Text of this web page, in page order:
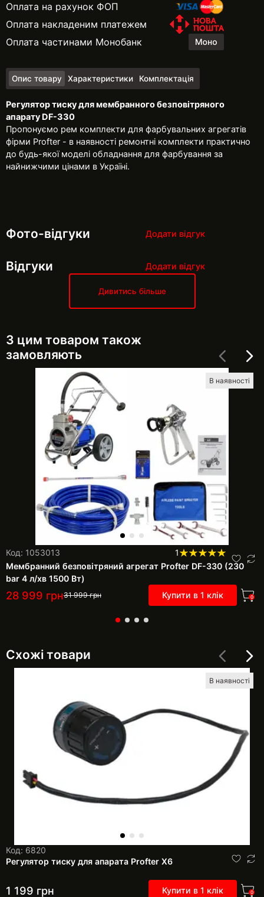
Оплата на рахунок ФОП
Оплата накладеним платежем
Оплата частинами Монобанк
Опис товару Характеристики Комплектація
Регулятор тиску для мембранного безповітряного
апарату DF-330
Пропонуємо рем комплекти для фарбувальних агрегатів
фірми Profter - в наявності ремонтні комплекти практично
до будь-якої моделі обладнання для фарбування за
найнижчими цінами в Україні.
Фото-відгуки Додати відгук
Відгуки Додати відгук
Дивитись більше
З цим товаром також
замовляють
В наявності
Код: 1053013
1
Мембранний безповітряний агрегат Profter DF-330 (230
bar 4 л/хв 1500 Вт)
28 999 грн31 999грн Купити в 1 клік 0
Схожі товари
В наявності
Код: 6820
Регулятор тиску для апарата Profter Х6
1 199 грн Купити в 1 клік 0